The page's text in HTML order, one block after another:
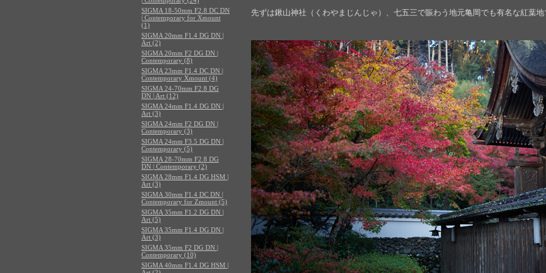
先ずは鍬山神社（くわやまじんじゃ）、七五三で賑わう地元亀岡でも有名な紅葉
SIGMA 18-50mm F2.8 DC DN
| Contemporary for Xmount
(1)
SIGMA 20mm F1.4 DG DN |
Art (2)
SIGMA 20mm F2 DG DN |
Contemporary (8)
SIGMA 23mm F1.4 DC DN |
Contemporary Xmount (4)
SIGMA 24-70mm F2.8 DG
DN | Art (12)
SIGMA 24mm F1.4 DG DN |
Art (3)
SIGMA 24mm F2 DG DN |
Contemporary (3)
SIGMA 24mm F3.5 DG DN |
Contemporary (5)
SIGMA 28-70mm F2.8 DG
DN | Contemporary (2)
SIGMA 28mm F1.4 DG HSM |
Art (3)
SIGMA 30mm F1.4 DC DN |
Contemporary for Zmount (5)
SIGMA 35mm F1.2 DG DN |
Art (5)
SIGMA 35mm F1.4 DG DN |
Art (3)
SIGMA 35mm F2 DG DN |
Contemporary (10)
SIGMA 40mm F1.4 DG HSM |